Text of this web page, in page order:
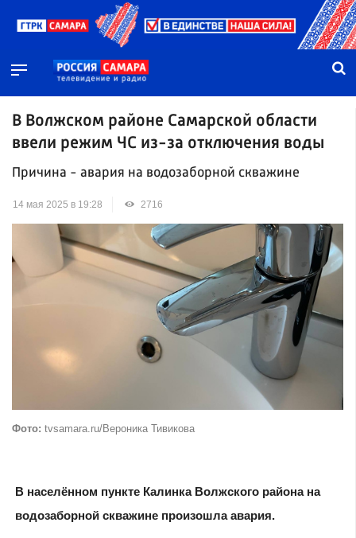
В Волжском районе Самарской области
ввели режим ЧС из-за отключения воды
Причина - авария на водозаборной скважине
14 мая 2025 в 19:28 2716
Фото: tvsamara.ru/Вероника Тивикова
В населённом пункте Калинка Волжского района на
водозаборной скважине произошла авария.